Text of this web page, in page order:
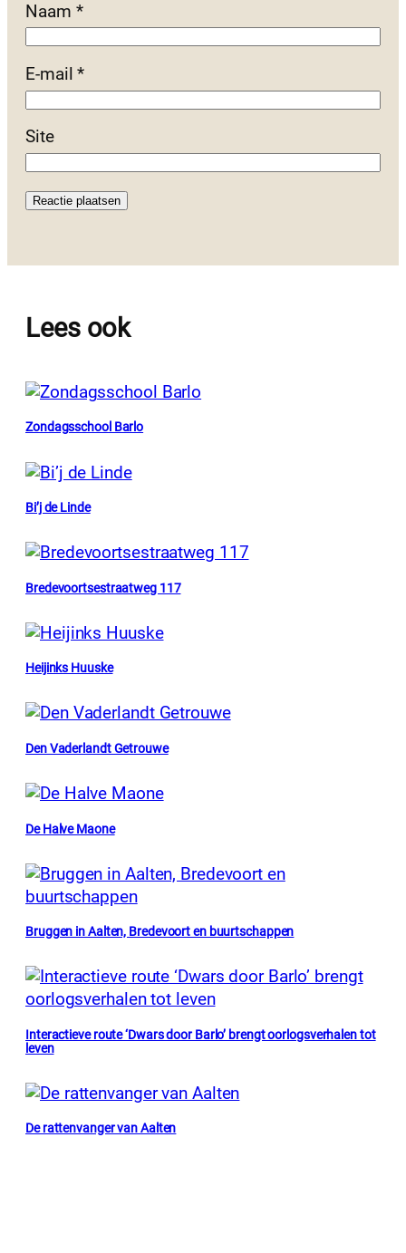
Naam *
E-mail*
Site
Lees ook
Zondagsschool Barlo
Bi’j de Linde
Bredevoortsestraatweg 117
Heijinks Huuske
Den Vaderlandt Getrouwe
De Halve Maone
Bruggen in Aalten, Bredevoort en buurtschappen
Interactieve route ‘Dwars door Barlo’ brengt oorlogsverhalen tot
leven
De rattenvanger van Aalten